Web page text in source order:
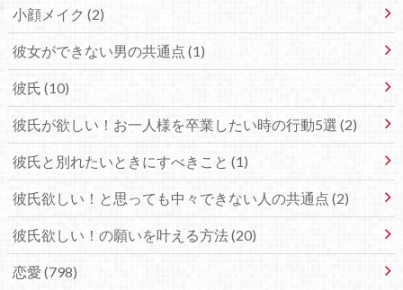
小顔メイク (2)
彼女ができない男の共通点 (1)
彼氏 (10)
彼氏が欲しい！お一人様を卒業したい時の行動5選 (2)
彼氏と別れたいときにすべきこと (1)
彼氏欲しい！と思っても中々できない人の共通点 (2)
彼氏欲しい！の願いを叶える方法 (20)
恋愛 (798)